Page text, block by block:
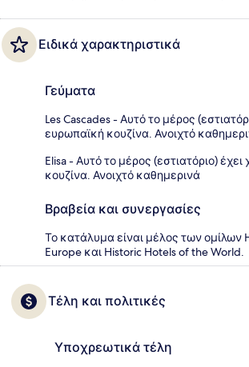
Ειδικά χαρακτηριστικά
Γεύματα
Les Cascades - Αυτό το μέρος
ευρωπαϊκή κουζίνα. Ανοιχτό
Elisa - Αυτό το μέρος (εστιατόριο)
κουζίνα. Ανοιχτό καθημερινά
Βραβεία και συνεργασίες
Το κατάλυμα είναι μέλος των ομίλων
Europe και Historic Hotels of the World.
Τέλη και πολιτικές
Υποχρεωτικά τέλη